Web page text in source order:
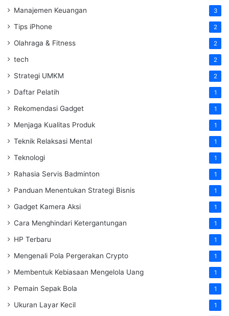
Manajemen Keuangan 3
Tips iPhone 2
Olahraga & Fitness 2
tech 2
Strategi UMKM 2
Daftar Pelatih 1
Rekomendasi Gadget 1
Menjaga Kualitas Produk 1
Teknik Relaksasi Mental 1
Teknologi 1
Rahasia Servis Badminton 1
Panduan Menentukan Strategi Bisnis 1
Gadget Kamera Aksi 1
Cara Menghindari Ketergantungan 1
HP Terbaru 1
Mengenali Pola Pergerakan Crypto 1
Membentuk Kebiasaan Mengelola Uang 1
Pemain Sepak Bola 1
Ukuran Layar Kecil 1